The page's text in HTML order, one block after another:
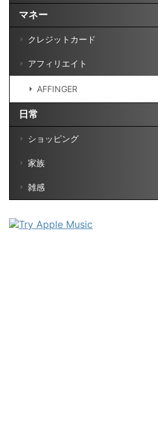
マネー
クレジットカード
アフィリエイト
AFFINGER
日常
ショッピング
家族
雑感